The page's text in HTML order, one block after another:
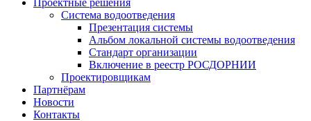
Проектные решения
Система водоотведения
Презентация системы
Альбом локальной системы водоотведения
Стандарт организации
Включение в реестр РОСДОРНИИ
Проектировщикам
Партнёрам
Новости
Контакты